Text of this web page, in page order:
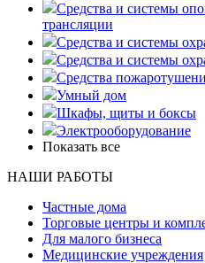
Средства и системы
трансляции
Средства и системы
Средства и системы
Средства
Умный дом
Шкафы, щиты и боксы
Электрооборудование
Показать все
НАШИ РАБОТЫ
Частные дома
Торговые центры и
Для малого бизнеса
Медицинские учреждения